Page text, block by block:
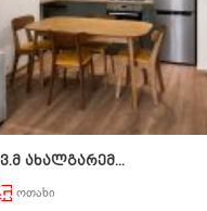
ახალგარემ...
ოთახი